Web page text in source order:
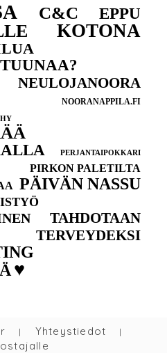
C&C EPPU
KOTONA
NEULOJANOORA
NOORANAPPILA.FI
PERJANTAIPOKKARI
PIRKON PALETILTA
PÄIVÄN NASSU
TAHDOTAAN
TERVEYDEKSI
♥
| Yhteystiedot |